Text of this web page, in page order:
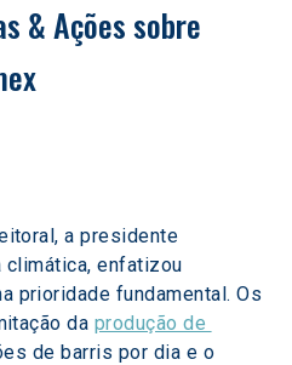
& Ações sobre
a presidente
climática, enfatizou
prioridade fundamental. Os
da produção de
de barris por dia e o